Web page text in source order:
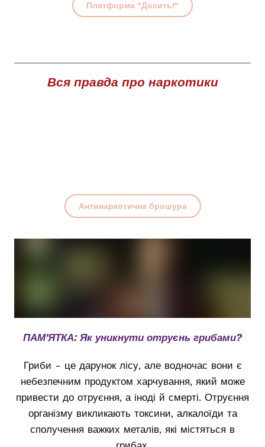
Платформа "Досить!"
Вся правда про наркотики
Антинаркотична брошура
ПАМ'ЯТКА: Як уникнути отруєнь грибами?
Гриби - це дарунок лісу, але водночас вони є
небезпечним продуктом харчування, який може
привести до отруєння, а іноді й смерті. Отруєння
організму викликають токсини, алкалоїди та
сполучення важких металів, які містяться в